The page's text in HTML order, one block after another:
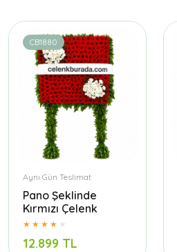
CB1880
Aynı Gün Teslimat
Pano Şeklinde
Kırmızı Çelenk
12.899 TL